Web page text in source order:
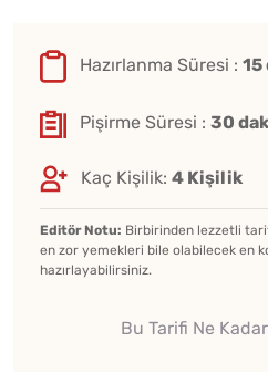
Hazırlanma Süresi : 15
Pişirme Süresi : 30
Kaç Kişilik: 4 Kişilik
Editör Notu: Birbirinden lezzetli
en zor yemekleri bile olabilecek en
hazırlayabilirsiniz.
Bu Tarifi Ne